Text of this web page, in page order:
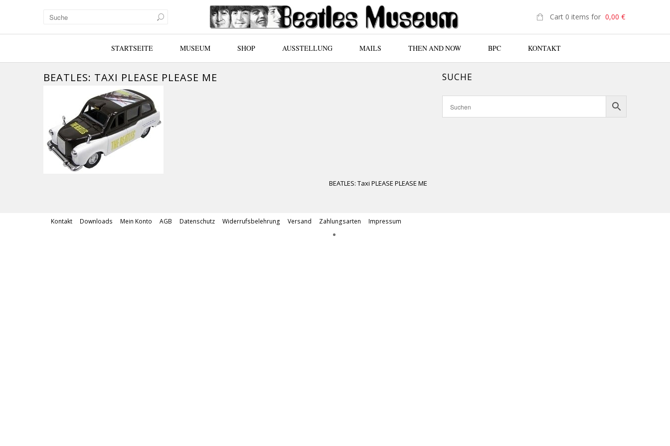
Cart 0 items for 0,00 €
STARTSEITE MUSEUM SHOP AUSSTELLUNG MAILS THEN AND NOW BPC KONTAKT
BEATLES: TAXI PLEASE PLEASE ME
BEATLES: Taxi PLEASE PLEASE ME
SUCHE
Kontakt Downloads Mein Konto AGB Datenschutz Widerrufsbelehrung Versand Zahlungsarten Impressum